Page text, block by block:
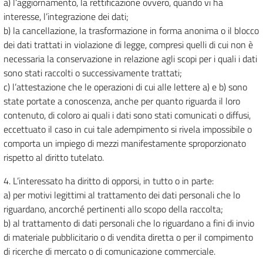
interesse, l’integrazione dei dati;
b) la cancellazione, la trasformazione in forma anonima o il blocco
dei dati trattati in violazione di legge, compresi quelli di cui non è
necessaria la conservazione in relazione agli scopi per i quali i dati
sono stati raccolti o successivamente trattati;
c) l’attestazione che le operazioni di cui alle lettere a) e b) sono
state portate a conoscenza, anche per quanto riguarda il loro
contenuto, di coloro ai quali i dati sono stati comunicati o diffusi,
eccettuato il caso in cui tale adempimento si rivela impossibile o
comporta un impiego di mezzi manifestamente sproporzionato
rispetto al diritto tutelato.
4. L’interessato ha diritto di opporsi, in tutto o in parte:
a) per motivi legittimi al trattamento dei dati personali che lo
riguardano, ancorché pertinenti allo scopo della raccolta;
b) al trattamento di dati personali che lo riguardano a fini di invio
di materiale pubblicitario o di vendita diretta o per il compimento
di ricerche di mercato o di comunicazione commerciale.